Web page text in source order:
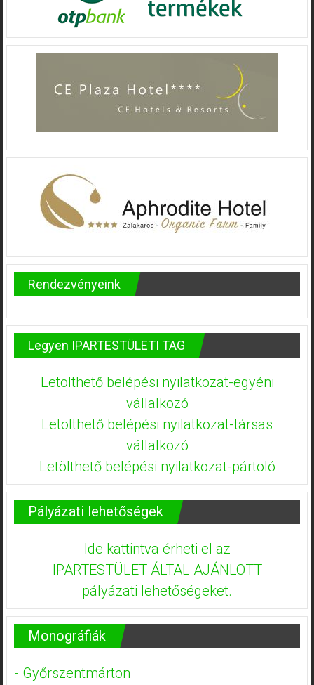
Rendezvényeink
Legyen IPARTESTÜLETI TAG
Letölthető belépési nyilatkozat-egyéni
vállalkozó
Letölthető belépési nyilatkozat-társas
vállalkozó
Letölthető belépési nyilatkozat-pártoló
Pályázati lehetőségek
Ide kattintva érheti el az
IPARTESTÜLET ÁLTAL AJÁNLOTT
pályázati lehetőségeket.
Monográfiák
- Győrszentmárton